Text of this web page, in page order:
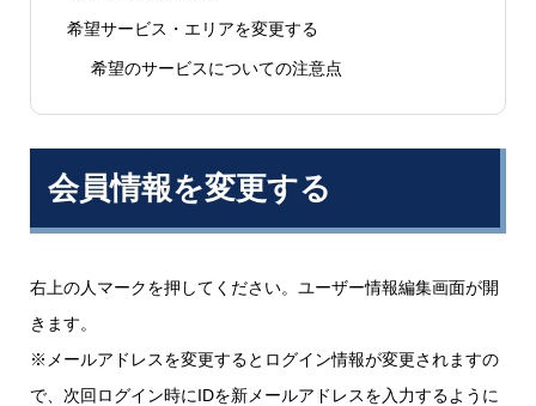
希望サービス・エリアを変更する
希望のサービスについての注意点
会員情報を変更する
右上の人マークを押してください。ユーザー情報編集画面が開
きます。
※メールアドレスを変更するとログイン情報が変更されますの
で、次回ログイン時にIDを新メールアドレスを入力するように